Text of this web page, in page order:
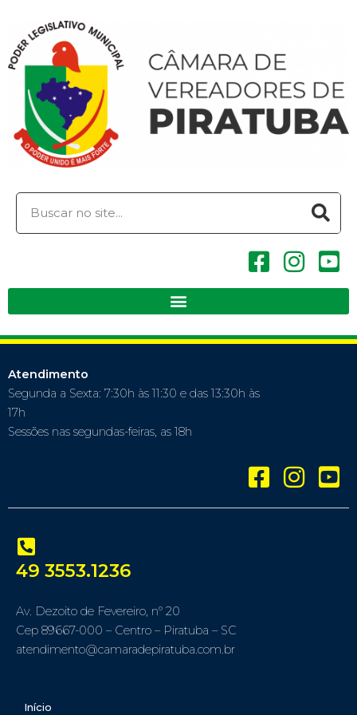
Atendimento
Segunda a Sexta: 7:30h às 11:30 e das 13:30h às
17h
Sessões nas segundas-feiras, as 18h
49 3553.1236
Av. Dezoito de Fevereiro, nº 20
Cep 89667-000 – Centro – Piratuba – SC
atendimento@camaradepiratuba.com.br
Início